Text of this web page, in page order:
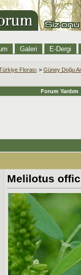
Galeri E-Dergi
Florası > Güney Doğu
Forum Yardım
Melilotus